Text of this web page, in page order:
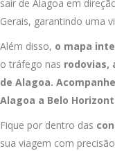
sair de Alagoa em
Gerais, garantindo uma
Além disso, o mapa
o tráfego nas rodovias,
de Alagoa.
Alagoa a Belo
Fique por dentro das
sua viagem com